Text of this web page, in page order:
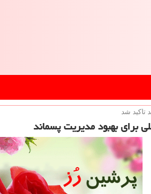
تاكید شد
برای بهبود مدیریت پسماند